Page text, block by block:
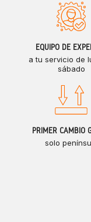
EQUIPO DE
a tu servicio de
sábado
PRIMER CAMBIO
solo